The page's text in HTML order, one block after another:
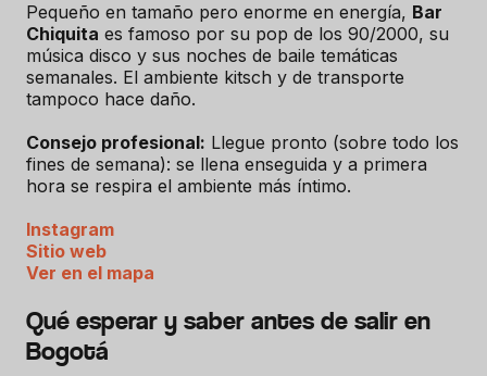
Pequeño en tamaño pero enorme en energía, Bar
Chiquita es famoso por su pop de los 90/2000, su
música disco y sus noches de baile temáticas
semanales. El ambiente kitsch y de transporte
tampoco hace daño.
Consejo profesional: Llegue pronto (sobre todo los
fines de semana): se llena enseguida y a primera
hora se respira el ambiente más íntimo.
Instagram
Sitio web
Ver en el mapa
Qué esperar y saber antes de salir en
Bogotá